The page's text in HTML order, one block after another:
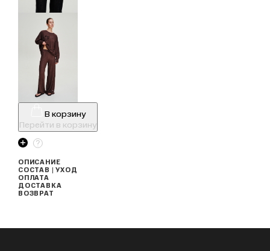
В корзину
Перейти в корзину
ОПИСАНИЕ
СОСТАВ | УХОД
ОПЛАТА
ДОСТАВКА
ВОЗВРАТ